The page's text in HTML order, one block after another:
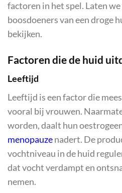
factoren in het spel. Laten we
boosdoeners van een droge
bekijken.
Factoren die de huid
Leeftijd
Leeftijd is een factor die
vooral bij vrouwen.
worden, daalt hun
menopauzenadert. De
vochtniveau in de huid
dat vocht verdampt en
nemen.